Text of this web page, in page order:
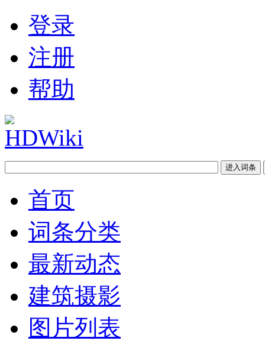
登录
注册
帮助
首页
词条分类
最新动态
建筑摄影
图片列表